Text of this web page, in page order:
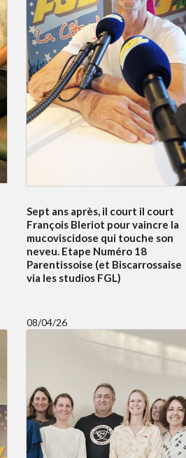
Sept ans après, il court il court
François Bleriot pour vaincre la
mucoviscidose qui touche son
neveu. Etape Numéro 18
Parentissoise (et Biscarrossaise
via les studios FGL)
08/04/26